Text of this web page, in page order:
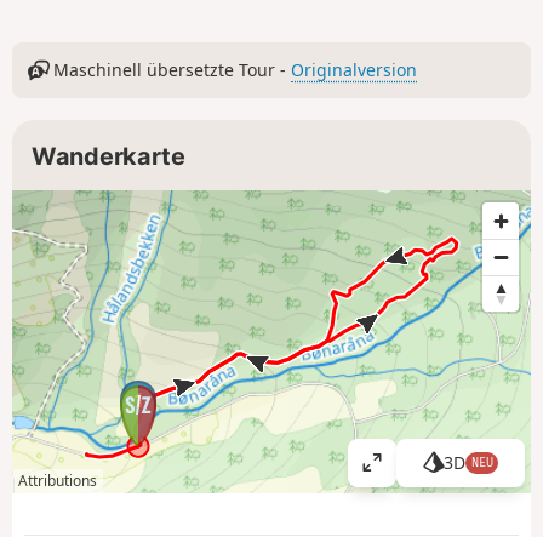
Maschinell übersetzte Tour - Originalversion
Wanderkarte
1
Attributions
K
a
3D NEU